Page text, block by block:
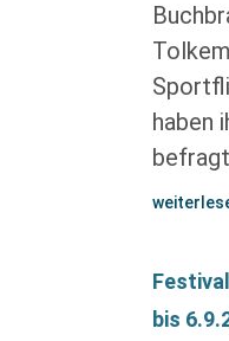
haben
bis